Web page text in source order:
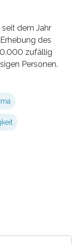
dem Jahr
des
zufällig
Personen.